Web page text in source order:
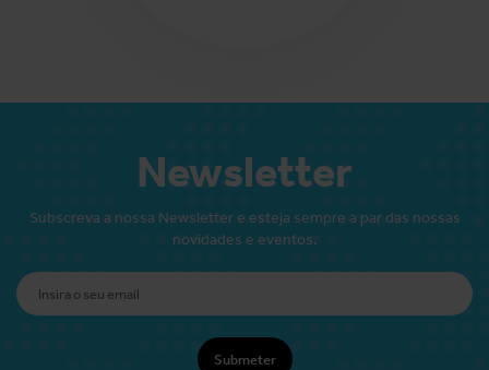
Newsletter
Subscreva a nossa Newsletter e esteja sempre a par das nossas
novidades e eventos.
Submeter